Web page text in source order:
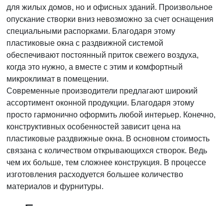
для жилых домов, но и офисных зданий. Произвольное
опускание створки вниз невозможно за счет оснащения
специальными распорками. Благодаря этому
пластиковые окна с раздвижной системой
обеспечивают постоянный приток свежего воздуха,
когда это нужно, а вместе с этим и комфортный
микроклимат в помещении.
Современные производители предлагают широкий
ассортимент оконной продукции. Благодаря этому
просто гармонично оформить любой интерьер. Конечно,
конструктивных особенностей зависит цена на
пластиковые раздвижные окна. В основном стоимость
связана с количеством открывающихся створок. Ведь
чем их больше, тем сложнее конструкция. В процессе
изготовления расходуется большее количество
материалов и фурнитуры.